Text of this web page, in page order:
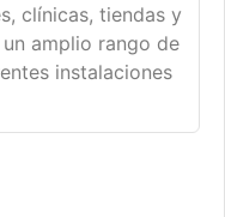
clínicas, tiendas y
amplio rango de
instalaciones